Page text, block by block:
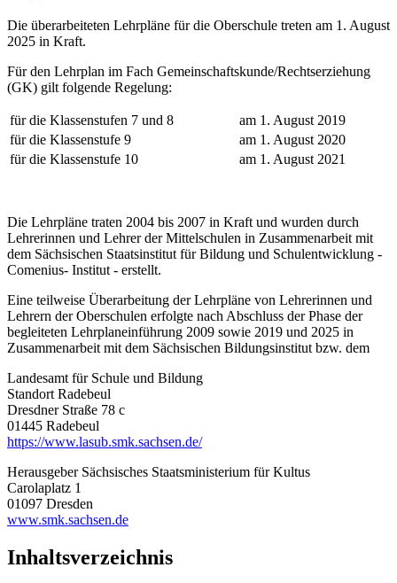
Die überarbeiteten Lehrpläne für die Oberschule treten am 1. August
2025 in Kraft.
Für den Lehrplan im Fach Gemeinschaftskunde/Rechtserziehung
(GK) gilt folgende Regelung:
für die Klassenstufen 7 und 8
am 1. August 2019
für die Klassenstufe 9
am 1. August 2020
für die Klassenstufe 10
am 1. August 2021
Die Lehrpläne traten 2004 bis 2007 in Kraft und wurden durch
Lehrerinnen und Lehrer der Mittelschulen in Zusammenarbeit mit
dem Sächsischen Staatsinstitut für Bildung und Schulentwicklung -
Comenius- Institut - erstellt.
Eine teilweise Überarbeitung der Lehrpläne von Lehrerinnen und
Lehrern der Oberschulen erfolgte nach Abschluss der Phase der
begleiteten Lehrplaneinführung 2009 sowie 2019 und 2025 in
Zusammenarbeit mit dem Sächsischen Bildungsinstitut bzw. dem
Landesamt für Schule und Bildung
Standort Radebeul
Dresdner Straße 78 c
01445 Radebeul
https://www.lasub.smk.sachsen.de/
Herausgeber Sächsisches Staatsministerium für Kultus
Carolaplatz 1
01097 Dresden
www.smk.sachsen.de
Inhaltsverzeichnis